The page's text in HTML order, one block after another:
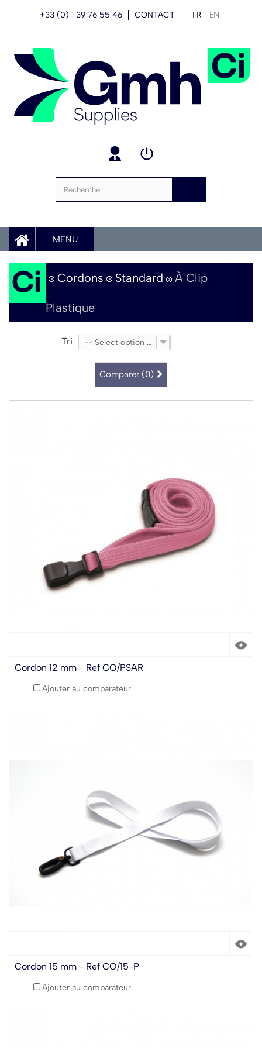
+33 (0) 1 39 76 55 46 CONTACT FR EN
MENU
Cordons Standard À Clip
Plastique
Tri -- Select option --
Comparer (0)
Cordon 12 mm - Ref CO/PSAR
Ajouter au comparateur
Cordon 15 mm - Ref CO/15-P
Ajouter au comparateur